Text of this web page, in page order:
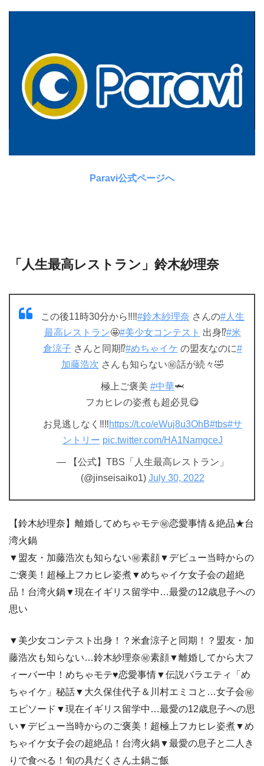
Paravi公式ページへ
「人生最高レストラン」鈴木紗理奈
この後11時30分から‼️‼️#鈴木紗理奈 さんの#人生
最高レストラン🤩#美少女コンテスト 出身⁉️#米
倉涼子 さんと同期⁉️#めちゃイケ の盟友なのに#
加藤浩次 さんも知らない㊙️話が続々🤣
極上ご褒美 #中華🦈
フカヒレの姿煮も超必見😋
お見逃しなく‼️‼️https://t.co/eWuj8u3OhB#tbs#サ
ントリー pic.twitter.com/HA1NamgceJ
— 【公式】TBS「人生最高レストラン」
(@jinseisaiko1) July 30, 2022
【鈴木紗理奈】離婚してめちゃモテ㊙恋愛事情＆絶品★台
湾火鍋
▼盟友・加藤浩次も知らない㊙素顔▼デビュー当時からの
ご褒美！超極上フカヒレ姿煮▼めちゃイケ女子会の超絶
品！台湾火鍋▼現在イギリス留学中…最愛の12歳息子への
思い
▼美少女コンテスト出身！？米倉涼子と同期！？盟友・加
藤浩次も知らない…鈴木紗理奈㊙素顔▼離婚してから大フ
ィーバー中！めちゃモテ♥恋愛事情▼伝説バラエティ「め
ちゃイケ」秘話▼大久保佳代子＆川村エミコと…女子会㊙
エピソード▼現在イギリス留学中…最愛の12歳息子への思
い▼デビュー当時からのご褒美！超極上フカヒレ姿煮▼め
ちゃイケ女子会の超絶品！台湾火鍋▼最愛の息子と二人き
りで食べる！旬の具だくさん土鍋ご飯